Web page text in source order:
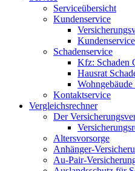
Serviceübersicht
Kundenservice
Schadenservice
Kfz: Schaden
Hausrat
Kontaktservice
Vergleichsrechner
Der
Altersvorsorge
Anhänger-
Au-Pair-